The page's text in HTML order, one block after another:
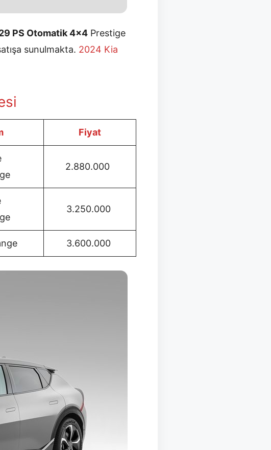
PS Otomatik 4×4 Prestige
sunulmakta. 2024 Kia
Fiyat
2.880.000
3.250.000
3.600.000